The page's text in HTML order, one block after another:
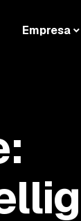
Empresa